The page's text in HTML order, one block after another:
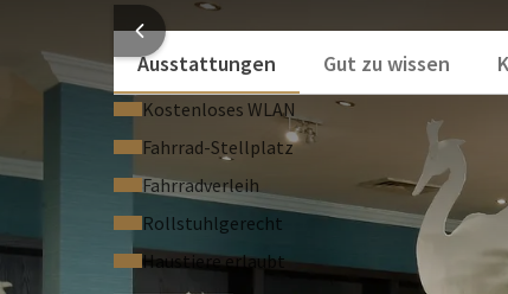
Ausstattungen
Gut zu wissen
Kostenloses WLAN
Fahrrad-Stellplatz
Fahrradverleih
Rollstuhlgerecht
Haustiere erlaubt